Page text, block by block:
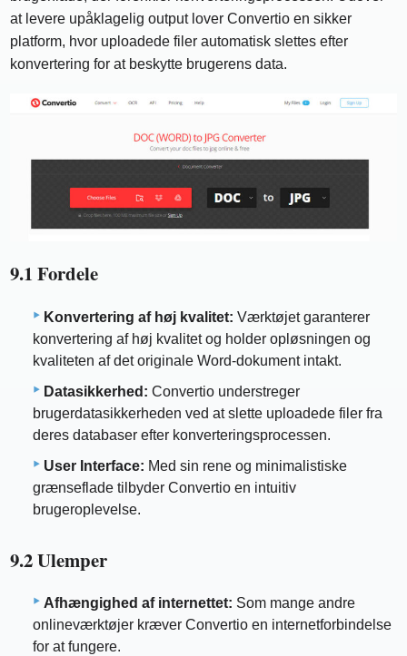
at levere upåklagelig output lover Convertio en sikker
platform, hvor uploadede filer automatisk slettes efter
konvertering for at beskytte brugerens data.
9.1 Fordele
Konvertering af høj kvalitet: Værktøjet garanterer
konvertering af høj kvalitet og holder opløsningen og
kvaliteten af ​​det originale Word-dokument intakt.
Datasikkerhed: Convertio understreger
brugerdatasikkerheden ved at slette uploadede filer fra
deres databaser efter konverteringsprocessen.
User Interface: Med sin rene og minimalistiske
grænseflade tilbyder Convertio en intuitiv
brugeroplevelse.
9.2 Ulemper
Afhængighed af internettet: Som mange andre
onlineværktøjer kræver Convertio en internetforbindelse
for at fungere.